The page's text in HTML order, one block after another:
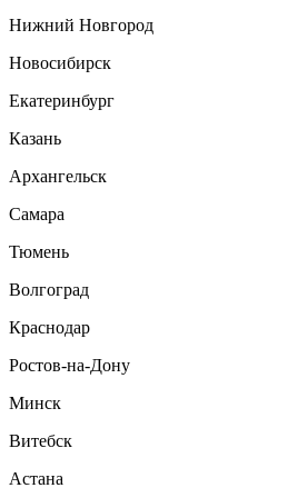
Нижний Новгород
Новосибирск
Екатеринбург
Казань
Архангельск
Самара
Тюмень
Волгоград
Краснодар
Ростов-на-Дону
Минск
Витебск
Астана